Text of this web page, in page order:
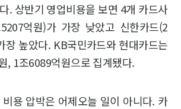
. 상반기 영업비용을 보면 4개 카드사
억원)가 가장 낮았고 신한카드(2
장 높았다. KB국민카드와 현대카드는
, 1조6089억원으로 집계됐다.
용 압박은 어제오늘 일이 아니다. 카